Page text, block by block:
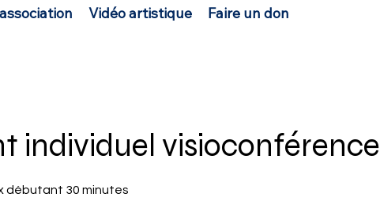
Vidéo artistique Faire un don
individuel visioconférence
débutant 30 minutes